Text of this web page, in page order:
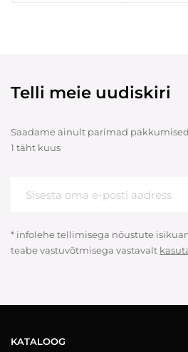
Telli meie uudiskiri
Saadame ainult parimad
1 täht kuus
* infolehe tellimisega nõustute
teabe vastuvõtmisega vastavalt
KATALOOG